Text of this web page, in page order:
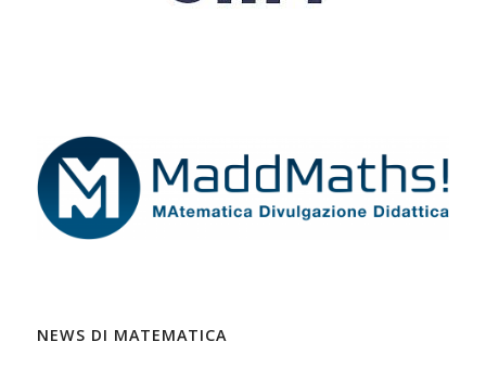
NEWS DI MATEMATICA